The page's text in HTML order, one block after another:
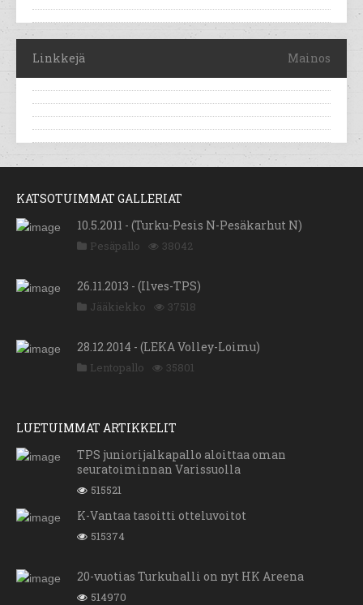
Linkkejä Mainos
KATSOTUIMMAT GALLERIAT
10.5.2011 - (Turku-Pesis N-Pesäkarhut N)
Pesäpallo 38042
26.11.2013 - (Ilves-TPS)
Jääkiekko 37518
28.12.2014 - (LEKA Volley-Loimu)
Lentopallo 35801
LUETUIMMAT ARTIKKELIT
TPS juniorijalkapallo aloittaa oman
seuratoiminnan Varissuolla
515521
K-Vantaa tasoitti otteluvoitot
515374
20-vuotias Turkuhalli on nyt HK Areena
514970